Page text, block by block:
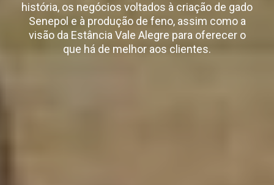
história, os negócios voltados à criação de gado
Senepol e à produção de feno, assim como a
visão da Estância Vale Alegre para oferecer o
que há de melhor aos clientes.